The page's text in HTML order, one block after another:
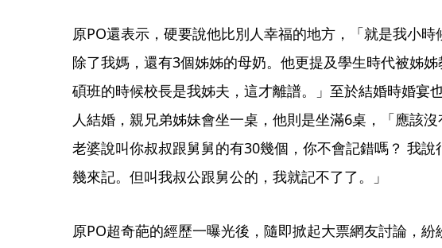
原PO還表示，硬要說他比別人幸福的地方，「就是我小時
除了我媽，還有3個姊姊的母奶。他更提及學生時代被姊
碩班的時候校長是我姊夫，這才離譜。」至於結婚時婚宴
人結婚，親兄弟姊妹會坐一桌，他則是坐滿6桌，「應該
老婆說叫你叔叔跟舅舅的有30幾個，你不會記錯嗎？ 我說
幾來記。但叫我叔公跟舅公的，我就記不了了。」
原PO超奇葩的經歷一曝光後，隨即掀起大票網友討論，